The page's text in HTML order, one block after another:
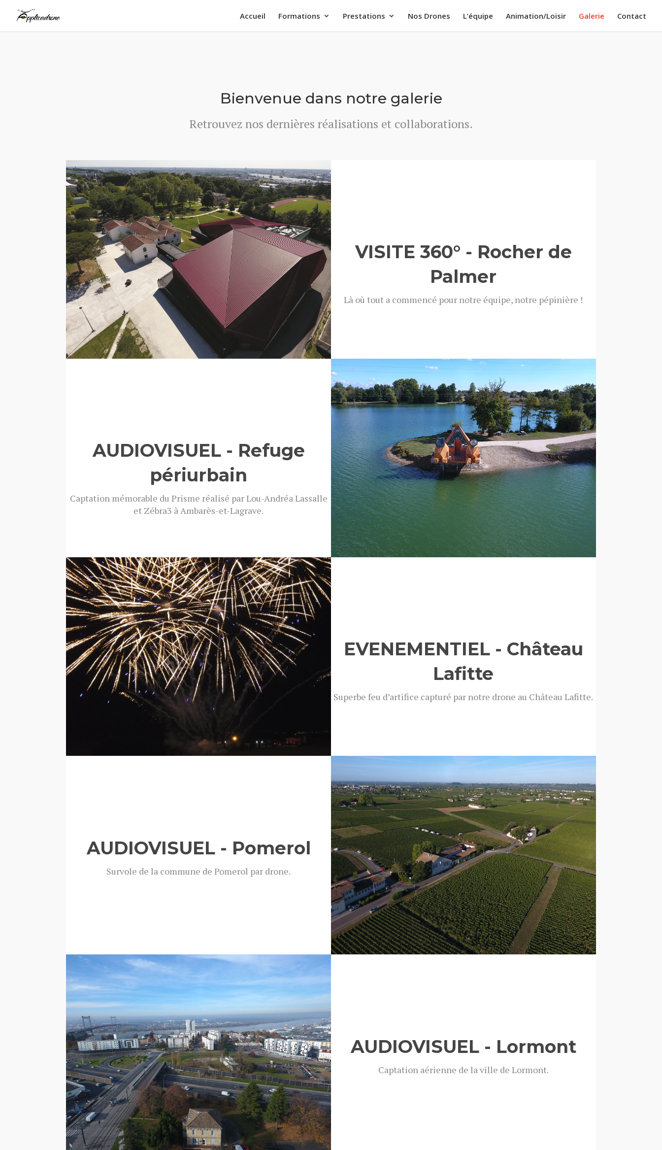
Accueil Formations Prestations Nos Drones L’équipe Animation/Loisir Galerie Contact
Bienvenue dans notre galerie
Retrouvez nos dernières réalisations et collaborations.
VISITE 360° - Rocher de
Palmer
Là où tout a commencé pour notre équipe, notre pépinière !
AUDIOVISUEL - Refuge
périurbain
Captation mémorable du Prisme réalisé par Lou-Andréa Lassalle
et Zébra3 à Ambarès-et-Lagrave.
EVENEMENTIEL - Château
Lafitte
Superbe feu d’artifice capturé par notre drone au Château Lafitte.
AUDIOVISUEL - Pomerol
Survole de la commune de Pomerol par drone.
AUDIOVISUEL - Lormont
Captation aérienne de la ville de Lormont.